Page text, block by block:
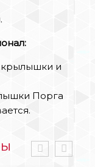
крылышки и
Порга